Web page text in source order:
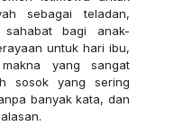
sebagai teladan,
sahabat bagi anak-
untuk hari ibu,
yang sangat
sosok yang sering
banyak kata, dan